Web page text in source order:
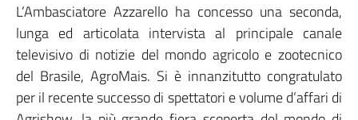
L’Ambasciatore Azzarello ha concesso una seconda,
lunga ed articolata intervista al principale canale
televisivo di notizie del mondo agricolo e zootecnico
del Brasile, AgroMais. Si è innanzitutto congratulato
per il recente successo di spettatori e volume d’affari di